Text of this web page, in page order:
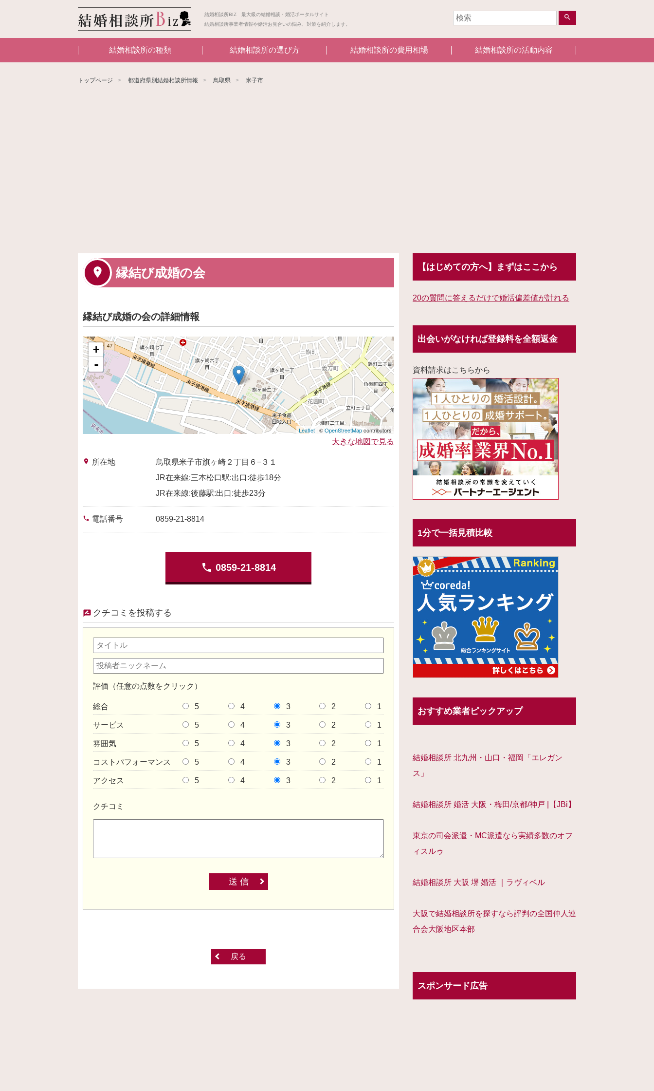
結婚相談所BIZ 最大級の結婚相談・婚活ポータルサイト
結婚相談所事業者情報や婚活お見合いの悩み、対策を紹介します。
search
結婚相談所の種類 結婚相談所の選び方 結婚相談所の費用相場 結婚相談所の活動内容
トップページ 都道府県別結婚相談所情報 鳥取県 米子市
縁結び成婚の会
縁結び成婚の会の詳細情報
+
-
Leaflet | ©OpenStreetMapcontributors
大きな地図で見る
place 所在地
鳥取県米子市旗ヶ崎２丁目６−３１
JR在来線:三本松口駅:出口:徒歩18分
JR在来線:後藤駅:出口:徒歩23分
phone 電話番号 0859-21-8814
phone 0859-21-8814
クチコミを投稿する
評価（任意の点数をクリック）
総合 5 4 3 2 1
サービス 5 4 3 2 1
雰囲気 5 4 3 2 1
コストパフォーマンス 5 4 3 2 1
アクセス 5 4 3 2 1
クチコミ
送 信
戻る
【はじめての方へ】まずはここから
20の質問に答えるだけで婚活偏差値が計れる
出会いがなければ登録料を全額返金
資料請求はこちらから
1分で一括見積比較
おすすめ業者ピックアップ
結婚相談所 北九州・山口・福岡「エレガン
ス」
結婚相談所 婚活 大阪・梅田/京都/神戸 |【JBi】
東京の司会派遣・MC派遣なら実績多数のオフ
ィスルゥ
結婚相談所 大阪 堺 婚活 ｜ラヴィベル
大阪で結婚相談所を探すなら評判の全国仲人連
合会大阪地区本部
スポンサード広告